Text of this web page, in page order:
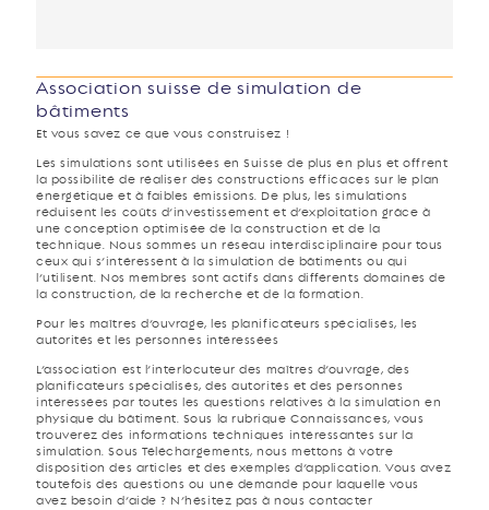
Association suisse de simulation de
bâtiments
Et vous savez ce que vous construisez !
Les simulations sont utilisées en Suisse de plus en plus et offrent
la possibilité de réaliser des constructions efficaces sur le plan
énergétique et à faibles émissions. De plus, les simulations
réduisent les coûts d’investissement et d’exploitation grâce à
une conception optimisée de la construction et de la
technique. Nous sommes un réseau interdisciplinaire pour tous
ceux qui s’intéressent à la simulation de bâtiments ou qui
l’utilisent. Nos membres sont actifs dans différents domaines de
la construction, de la recherche et de la formation.
Pour les maîtres d’ouvrage, les planificateurs spécialisés, les
autorités et les personnes intéressées
L’association est l’interlocuteur des maîtres d’ouvrage, des
planificateurs spécialisés, des autorités et des personnes
intéressées par toutes les questions relatives à la simulation en
physique du bâtiment. Sous la rubrique Connaissances, vous
trouverez des informations techniques intéressantes sur la
simulation. Sous Téléchargements, nous mettons à votre
disposition des articles et des exemples d’application. Vous avez
toutefois des questions ou une demande pour laquelle vous
avez besoin d’aide ? N’hésitez pas à nous contacter